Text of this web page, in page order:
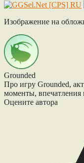
Изображение на
Grounded
Про игру Grounded,
моменты, впечатления
Оцените автора